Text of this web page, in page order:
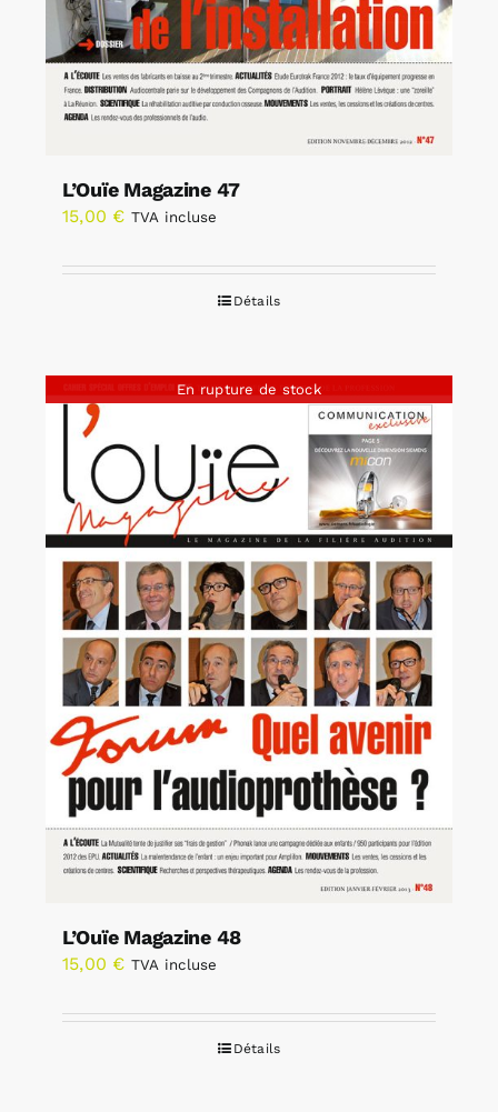
L’Ouïe Magazine 47
15,00 € TVA incluse
Détails
En rupture de stock
L’Ouïe Magazine 48
15,00 € TVA incluse
Détails